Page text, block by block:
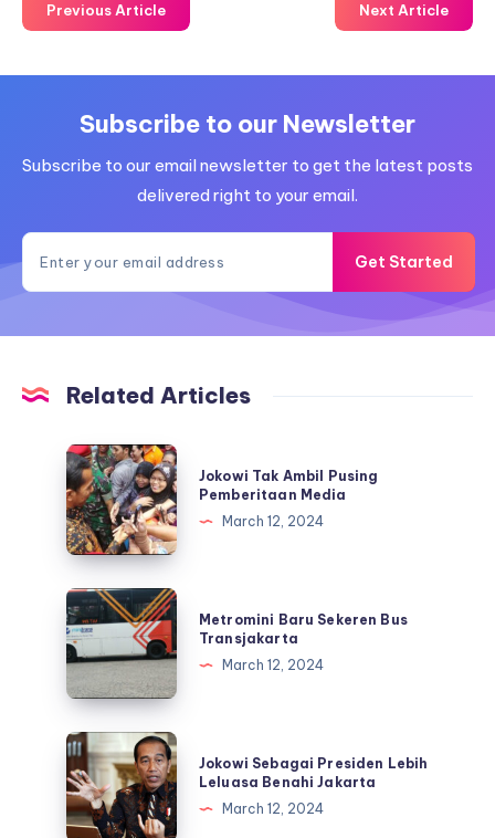
Previous Article Next Article
Subscribe to our Newsletter
Subscribe to our email newsletter to get the latest posts
delivered right to your email.
Get Started
Related Articles
Jokowi
Tak
Ambil
Pusing
Pemberitaan
Media
Jokowi Tak Ambil Pusing
Pemberitaan Media
March 12, 2024
Metromini
Baru
Sekeren
Transjakarta
Metromini Baru Sekeren Bus
Transjakarta
March 12, 2024
Jokowi
Sebagai
Presiden
Lebih
Jokowi Sebagai Presiden Lebih
Leluasa Benahi Jakarta
March 12, 2024